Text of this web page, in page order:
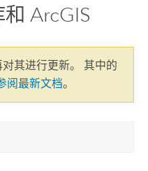
ArcGIS
对其进行更新。 其中的
阅最新文档。